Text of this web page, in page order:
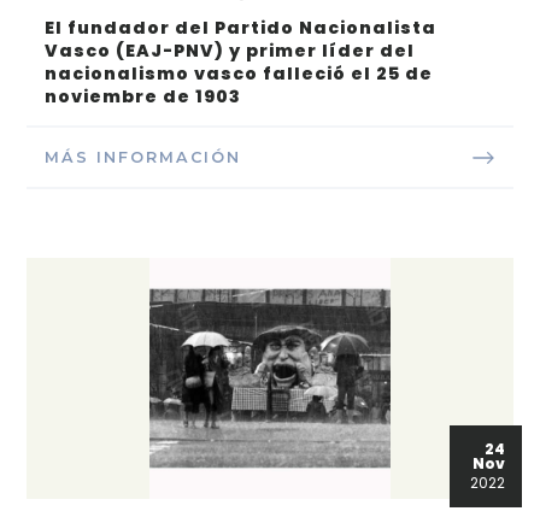
El fundador del Partido Nacionalista
Vasco (EAJ-PNV) y primer líder del
nacionalismo vasco falleció el 25 de
noviembre de 1903
MÁS INFORMACIÓN
24
Nov
2022